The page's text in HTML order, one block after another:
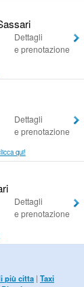
Dettagli
e prenotazione
Dettagli
e prenotazione
qui!
Dettagli
e prenotazione
più citta | Taxi